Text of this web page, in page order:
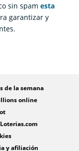
sin spamesta
garantizar y
de la semana
online
y afiliación